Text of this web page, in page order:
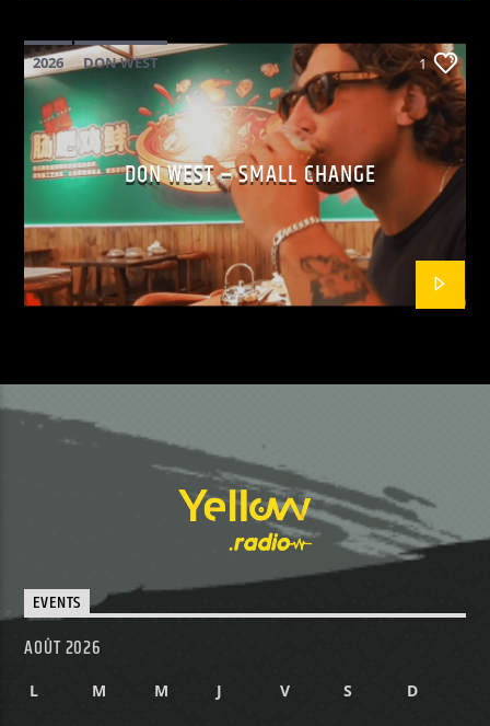
2026
DON WEST
MAINSQUARE FESTIVAL 2026
POP
1
DON WEST – SMALL CHANGE
EVENTS
AOÛT 2026
L M M J V S D